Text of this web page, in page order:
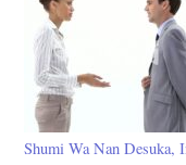
Shumi Wa Nan Desuka,